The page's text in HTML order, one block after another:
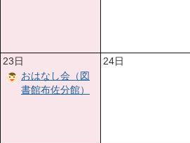
23日
おはなし会（図
書館布佐分館）
24日